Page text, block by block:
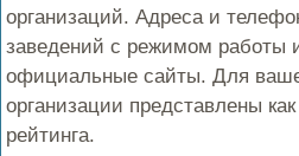
организаций. Адреса и
заведений с режимом работы
официальные сайты. Для
организации представлены
рейтинга.